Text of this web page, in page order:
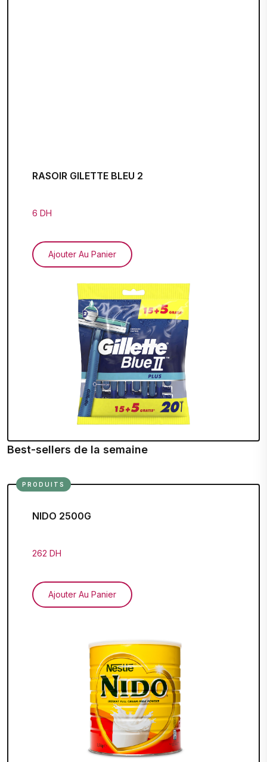
RASOIR GILETTE BLEU 2
6 DH
Ajouter Au Panier
Best-sellers de la semaine
PRODUITS
NIDO 2500G
262 DH
Ajouter Au Panier